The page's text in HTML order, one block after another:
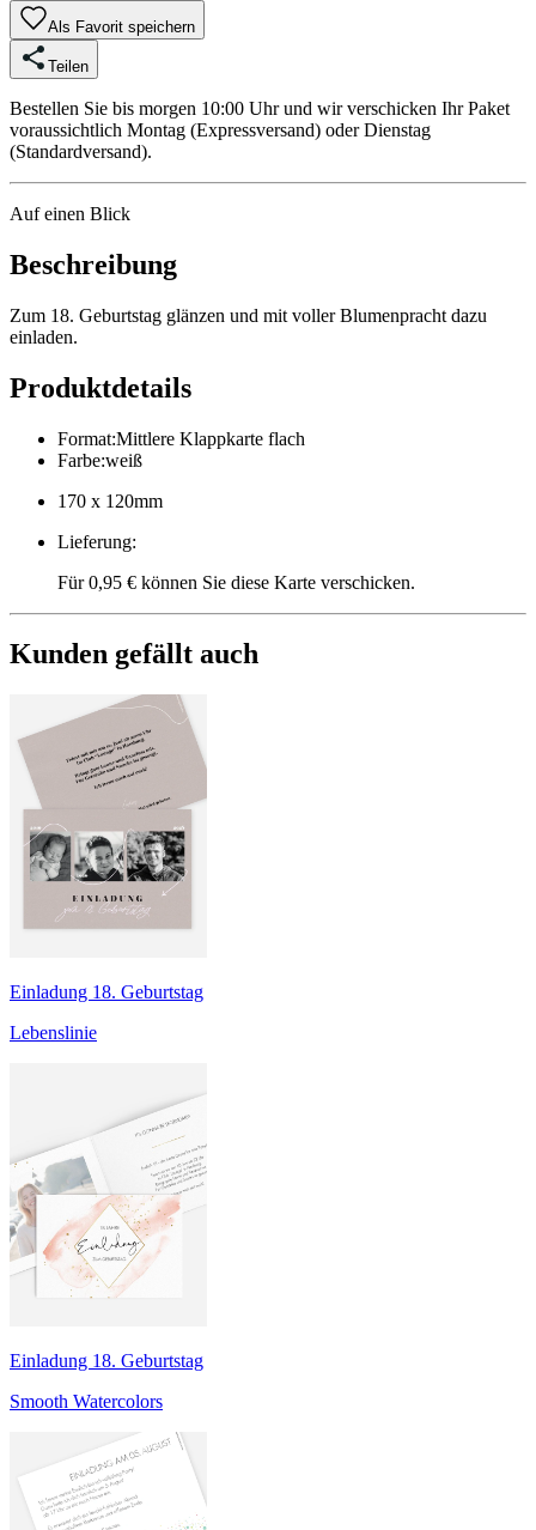
Als Favorit speichern
Teilen
Bestellen Sie bis morgen 10:00 Uhr und wir verschicken Ihr Paket
voraussichtlich Montag (Expressversand) oder Dienstag
(Standardversand).
Auf einen Blick
Beschreibung
Zum 18. Geburtstag glänzen und mit voller Blumenpracht dazu
einladen.
Produktdetails
Format:Mittlere Klappkarte flach
Farbe:weiß
170 x 120mm
Lieferung:
Für 0,95 € können Sie diese Karte verschicken.
Kunden gefällt auch
Einladung 18. Geburtstag
Lebenslinie
Einladung 18. Geburtstag
Smooth Watercolors